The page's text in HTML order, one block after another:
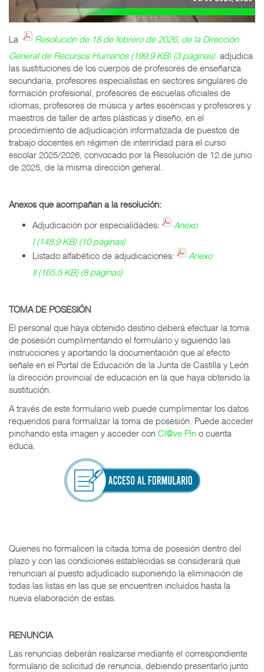
La
Resolución de 18 de febrero de 2026, de la Dirección
General de Recursos Humanos (199.9 KB) (3 páginas) adjudica
las sustituciones de los cuerpos de profesores de enseñanza
secundaria, profesores especialistas en sectores singulares de
formación profesional, profesores de escuelas oficiales de
idiomas, profesores de música y artes escénicas y profesores y
maestros de taller de artes plásticas y diseño, en el
procedimiento de adjudicación informatizada de puestos de
trabajo docentes en régimen de interinidad para el curso
escolar 2025/2026, convocado por la Resolución de 12 de junio
de 2025, de la misma dirección general.
Anexos que acompañan a la resolución:
Adjudicación por especialidades:
Anexo
I (148.9 KB) (10 páginas)
Listado alfabético de adjudicaciones:
Anexo
II (165.5 KB) (8 páginas)
TOMA DE POSESIÓN
El personal que haya obtenido destino deberá efectuar la toma
de posesión cumplimentando el formulario y siguiendo las
instrucciones y aportando la documentación que al efecto
señale en el Portal de Educación de la Junta de Castilla y León
la dirección provincial de educación en la que haya obtenido la
sustitución.
A través de este formulario web puede cumplimentar los datos
requeridos para formalizar la toma de posesión. Puede acceder
pinchando esta imagen y acceder con Cl@ve Pin o cuenta
educa.
Quienes no formalicen la citada toma de posesión dentro del
plazo y con las condiciones establecidas se considerará que
renuncian al puesto adjudicado suponiendo la eliminación de
todas las listas en las que se encuentren incluidos hasta la
nueva elaboración de estas.
RENUNCIA
Las renuncias deberán realizarse mediante el correspondiente
formulario de solicitud de renuncia, debiendo presentarlo junto